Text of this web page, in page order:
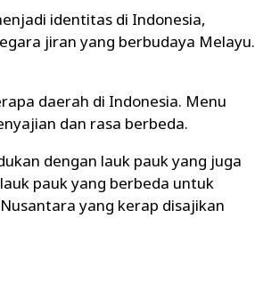
identitas di Indonesia,
jiran yang berbudaya Melayu.
daerah di Indonesia. Menu
dan rasa berbeda.
dengan lauk pauk yang juga
pauk yang berbeda untuk
yang kerap disajikan